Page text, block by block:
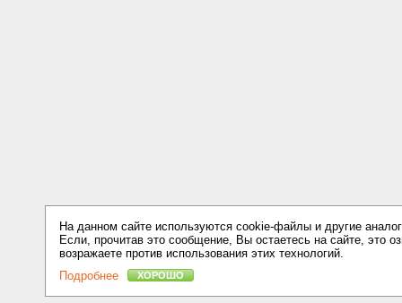
На данном сайте используются cookie-файлы и другие
Если, прочитав это сообщение, Вы остаетесь на сайте, это
возражаете против использования этих технологий.
Подробнее
ХОРОШО